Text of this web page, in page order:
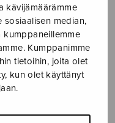
kävijämäärämme
sosiaalisen median,
kumppaneillemme
Kumppanimme
tietoihin, joita olet
kun olet käyttänyt